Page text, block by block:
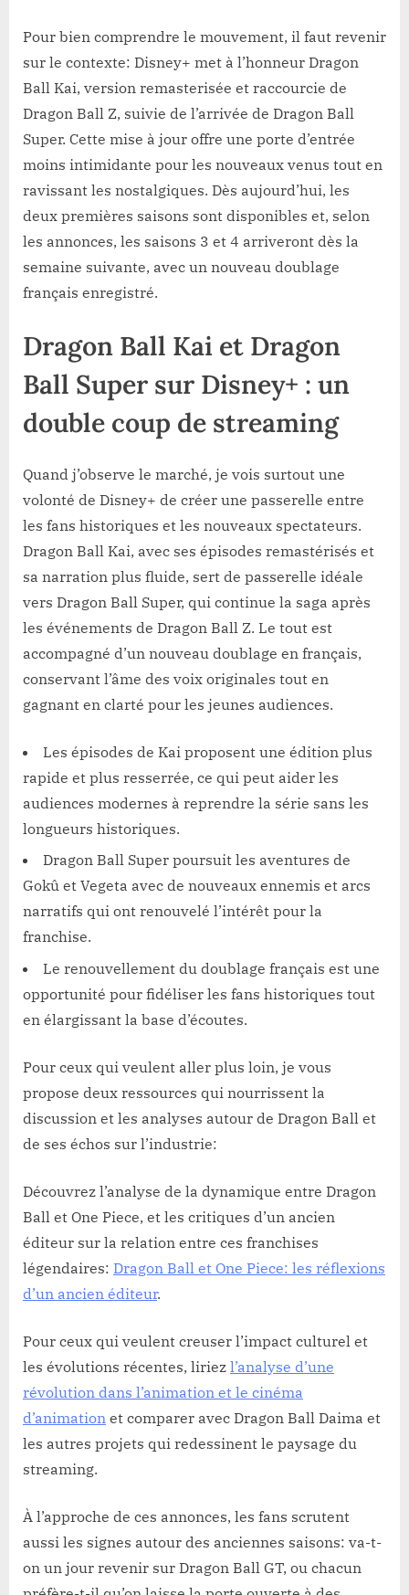
Pour bien comprendre le mouvement, il faut revenir
sur le contexte: Disney+ met à l’honneur Dragon
Ball Kai, version remasterisée et raccourcie de
Dragon Ball Z, suivie de l’arrivée de Dragon Ball
Super. Cette mise à jour offre une porte d’entrée
moins intimidante pour les nouveaux venus tout en
ravissant les nostalgiques. Dès aujourd’hui, les
deux premières saisons sont disponibles et, selon
les annonces, les saisons 3 et 4 arriveront dès la
semaine suivante, avec un nouveau doublage
français enregistré.
Dragon Ball Kai et Dragon
Ball Super sur Disney+ : un
double coup de streaming
Quand j’observe le marché, je vois surtout une
volonté de Disney+ de créer une passerelle entre
les fans historiques et les nouveaux spectateurs.
Dragon Ball Kai, avec ses épisodes remastérisés et
sa narration plus fluide, sert de passerelle idéale
vers Dragon Ball Super, qui continue la saga après
les événements de Dragon Ball Z. Le tout est
accompagné d’un nouveau doublage en français,
conservant l’âme des voix originales tout en
gagnant en clarté pour les jeunes audiences.
Les épisodes de Kai proposent une édition plus
rapide et plus resserrée, ce qui peut aider les
audiences modernes à reprendre la série sans les
longueurs historiques.
Dragon Ball Super poursuit les aventures de
Gokû et Vegeta avec de nouveaux ennemis et arcs
narratifs qui ont renouvelé l’intérêt pour la
franchise.
Le renouvellement du doublage français est une
opportunité pour fidéliser les fans historiques tout
en élargissant la base d’écoutes.
Pour ceux qui veulent aller plus loin, je vous
propose deux ressources qui nourrissent la
discussion et les analyses autour de Dragon Ball et
de ses échos sur l’industrie:
Découvrez l’analyse de la dynamique entre Dragon
Ball et One Piece, et les critiques d’un ancien
éditeur sur la relation entre ces franchises
légendaires: Dragon Ball et One Piece: les réflexions
d’un ancien éditeur.
Pour ceux qui veulent creuser l’impact culturel et
les évolutions récentes, liriez l’analyse d’une
révolution dans l’animation et le cinéma
d’animation et comparer avec Dragon Ball Daima et
les autres projets qui redessinent le paysage du
streaming.
À l’approche de ces annonces, les fans scrutent
aussi les signes autour des anciennes saisons: va-t-
on un jour revenir sur Dragon Ball GT, ou chacun